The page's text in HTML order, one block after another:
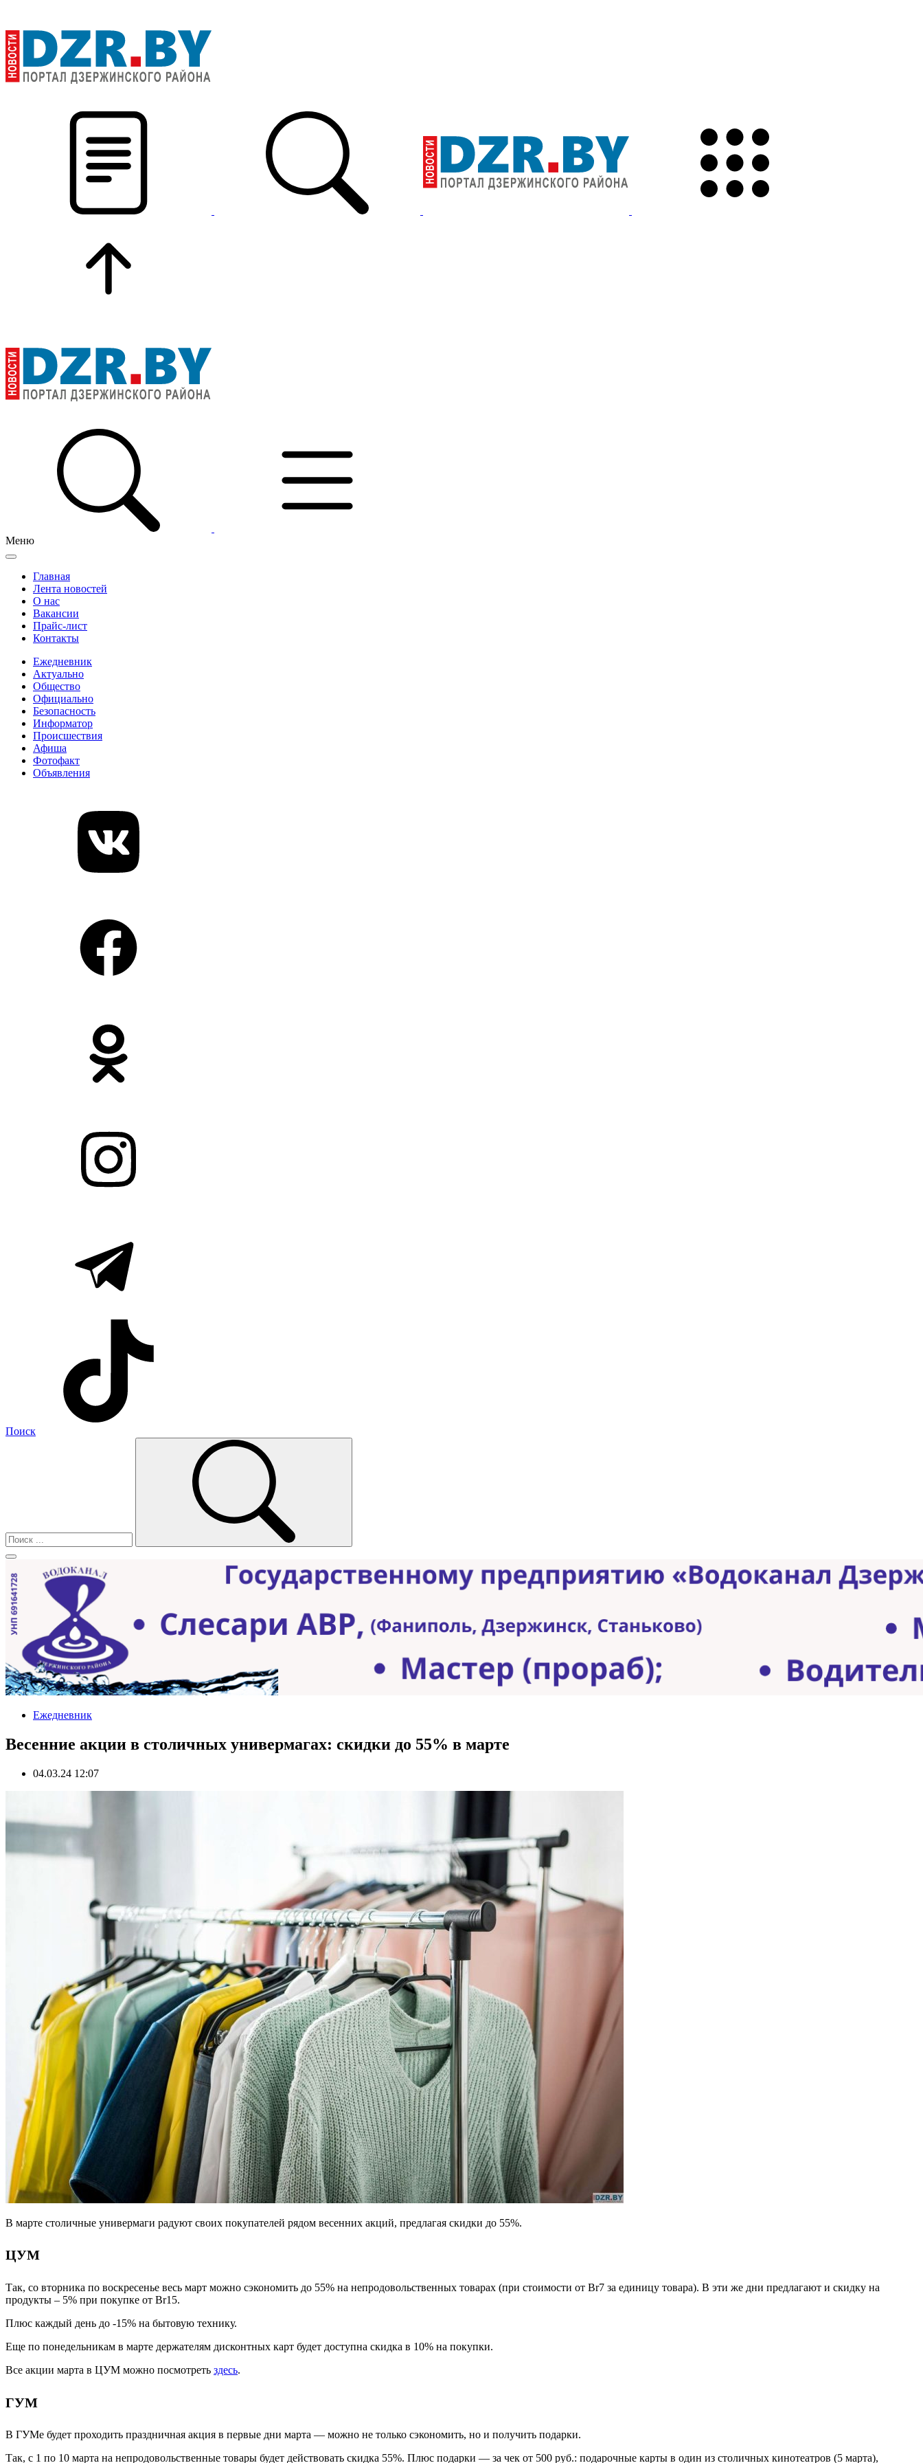
Меню
Главная
Лента новостей
О нас
Вакансии
Прайс-лист
Контакты
Ежедневник
Актуально
Общество
Официально
Безопасность
Информатор
Происшествия
Афиша
Фотофакт
Объявления
Поиск
Ежедневник
Весенние акции в столичных универмагах: скидки до 55% в марте
04.03.24 12:07
В марте столичные универмаги радуют своих покупателей рядом весенних акций, предлагая скидки до 55%.
ЦУМ
Так, со вторника по воскресенье весь март можно сэкономить до 55% на непродовольственных товарах (при стоимости от Br7 за единицу товара). В эти же дни предлагают и скидку на
продукты – 5% при покупке от Br15.
Плюс каждый день до -15% на бытовую технику.
Еще по понедельникам в марте держателям дисконтных карт будет доступна скидка в 10% на покупки.
Все акции марта в ЦУМ можно посмотреть здесь.
ГУМ
В ГУМе будет проходить праздничная акция в первые дни марта — можно не только сэкономить, но и получить подарки.
Так, с 1 по 10 марта на непродовольственные товары будет действовать скидка 55%. Плюс подарки — за чек от 500 руб.: подарочные карты в один из столичных кинотеатров (5 марта),